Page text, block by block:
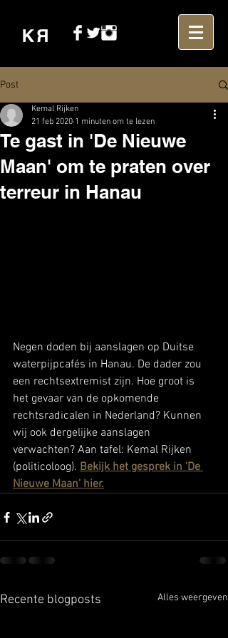
Post
Te gast in 'De Nieuwe
Maan' om te praten over
terreur in Hanau
Kemal Rijken
21 feb 2020 1 minuten om te lezen
Negen doden bij aanslagen op Duitse
waterpijpcafés in Hanau. De dader zou
een rechtsextremist zijn. Hoe groot is
het gevaar van de opkomende
rechtsradicalen in Nederland? Kunnen
wij ook dergelijke aanslagen
verwachten? Aan tafel: Kemal Rijken
(politicoloog). Bekijk het gesprek in 'De
Nieuwe Maan' hier.
Recente blogposts Alles weergeven